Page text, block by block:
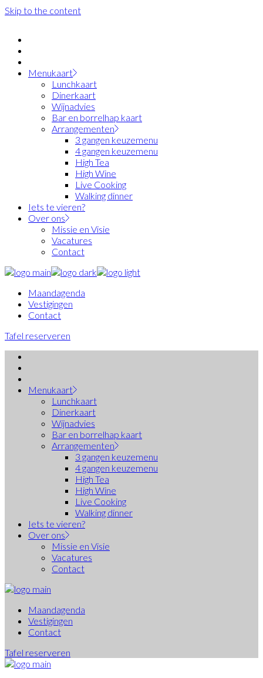
Skip to the content
Menukaart
Lunchkaart
Dinerkaart
Wijnadvies
Bar en borrelhap kaart
Arrangementen
3 gangen keuzemenu
4 gangen keuzemenu
High Tea
High Wine
Live Cooking
Walking dinner
Iets te vieren?
Over ons
Missie en Visie
Vacatures
Contact
Maandagenda
Vestigingen
Contact
Tafel reserveren
Menukaart
Lunchkaart
Dinerkaart
Wijnadvies
Bar en borrelhap kaart
Arrangementen
3 gangen keuzemenu
4 gangen keuzemenu
High Tea
High Wine
Live Cooking
Walking dinner
Iets te vieren?
Over ons
Missie en Visie
Vacatures
Contact
Maandagenda
Vestigingen
Contact
Tafel reserveren